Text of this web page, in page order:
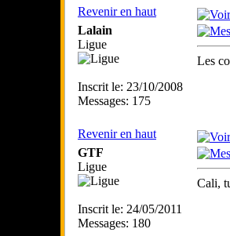
Revenir en haut
Lalain
Ligue
Inscrit le: 23/10/2008
Messages: 175
Les
Revenir en haut
GTF
Ligue
Inscrit le: 24/05/2011
Messages: 180
Cali,